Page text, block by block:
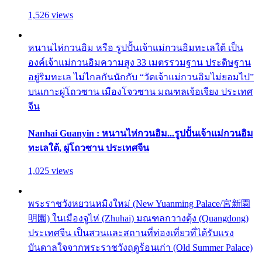
1,526 views
หนานไห่กวนอิม หรือ รูปปั้นเจ้าแม่กวนอิมทะเลใต้ เป็น
องค์เจ้าแม่กวนอิมความสูง 33 เมตรรวมฐาน ประดิษฐาน
อยู่ริมทะเล ไม่ไกลกันนักกับ “วัดเจ้าแม่กวนอิมไม่ยอมไป”
บนเกาะผู่โถวซาน เมืองโจวซาน มณฑลเจ้อเจียง ประเทศ
จีน
Nanhai Guanyin : หนานไห่กวนอิม...รูปปั้นเจ้าแม่กวนอิม
ทะเลใต้, ผู่โถวซาน ประเทศจีน
1,025 views
พระราชวังหยวนหมิงใหม่ (New Yuanming Palace/宮新園
明園) ในเมืองจูไห่ (Zhuhai) มณฑลกวางตุ้ง (Quangdong)
ประเทศจีน เป็นสวนและสถานที่ท่องเที่ยวที่ได้รับแรง
บันดาลใจจากพระราชวังฤดูร้อนเก่า (Old Summer Palace)